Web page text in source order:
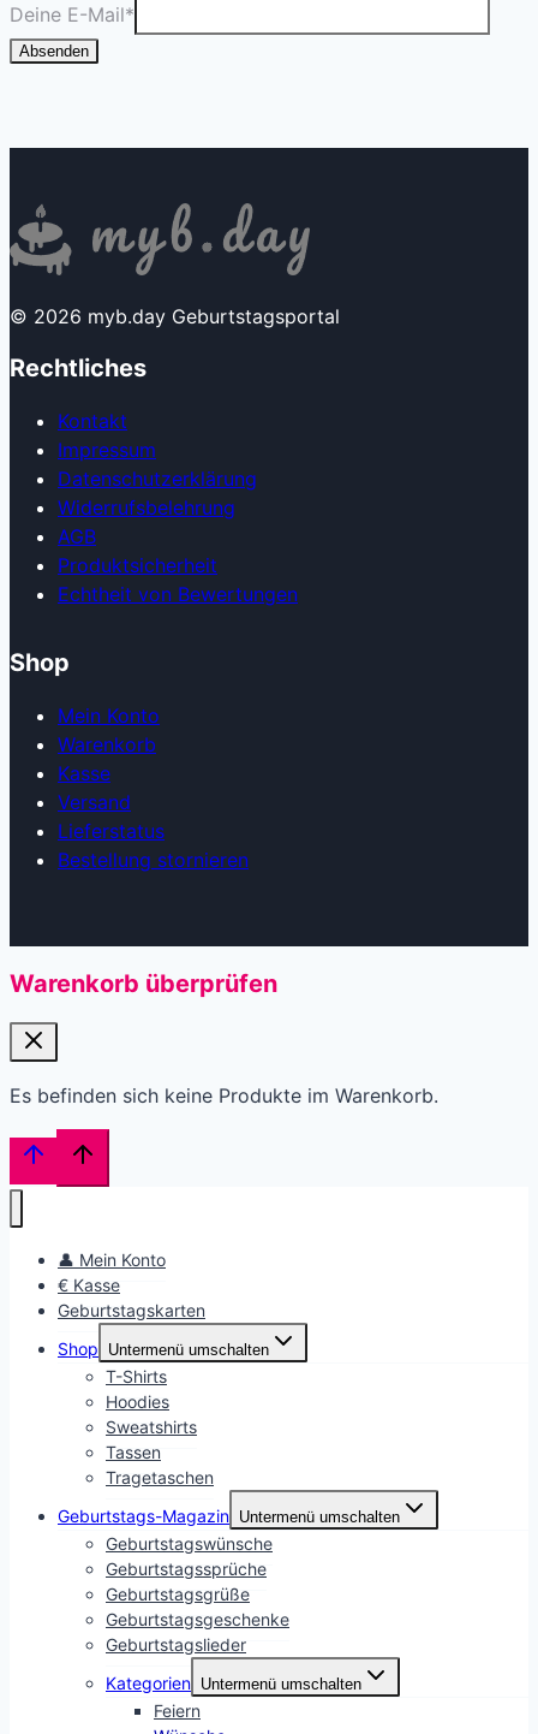
Deine E-Mail*
Absenden
© 2026 myb.day Geburtstagsportal
Rechtliches
Kontakt
Impressum
Datenschutzerklärung
Widerrufsbelehrung
AGB
Produkt­sicherheit
Echtheit von Bewertungen
Shop
Mein Konto
Warenkorb
Kasse
Versand
Lieferstatus
Bestellung stornieren
Warenkorb überprüfen
Es befinden sich keine Produkte im Warenkorb.
👤 Mein Konto
€ Kasse
Geburtstagskarten
Shop
Untermenü umschalten
T-Shirts
Hoodies
Sweatshirts
Tassen
Tragetaschen
Geburtstags-Magazin Untermenü umschalten
Geburtstagswünsche
Geburtstagssprüche
Geburtstagsgrüße
Geburtstagsgeschenke
Geburtstagslieder
Kategorien Untermenü umschalten
Feiern